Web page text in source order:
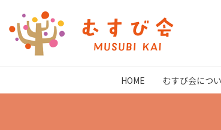
HOME むすび会につ